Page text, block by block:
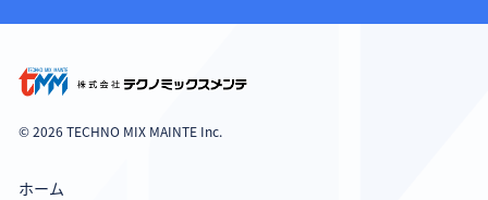
© 2026 TECHNO MIX MAINTE Inc.
ホーム